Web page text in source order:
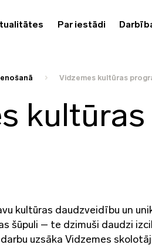
Par iestādi
Vidzemes kultūras
kultūras daudzveidību un
šūpuli – te dzimuši daudzi
uzsāka Vidzemes